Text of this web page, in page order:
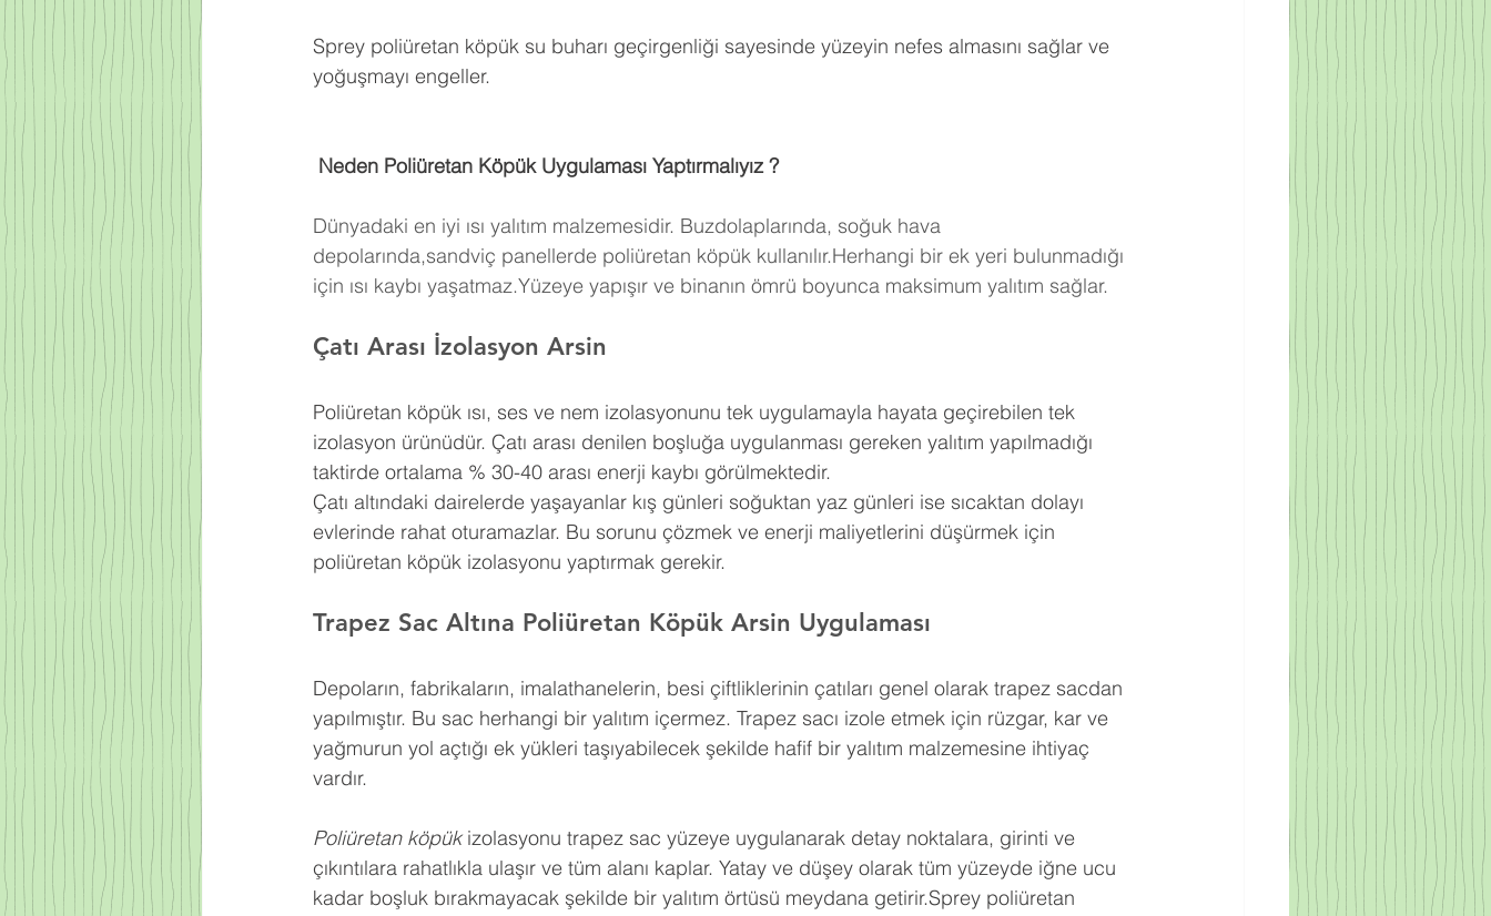
Sprey poliüretan köpük su buharı geçirgenliği sayesinde yüzeyin nefes almasını sağlar ve
yoğuşmayı engeller.
Neden Poliüretan Köpük Uygulaması Yaptırmalıyız ?
Dünyadaki en iyi ısı yalıtım malzemesidir. Buzdolaplarında, soğuk hava
depolarında,sandviç panellerde poliüretan köpük kullanılır.Herhangi bir ek yeri bulunmadığı
için ısı kaybı yaşatmaz.Yüzeye yapışır ve binanın ömrü boyunca maksimum yalıtım sağlar.
Çatı Arası İzolasyon Arsin
Poliüretan köpük ısı, ses ve nem izolasyonunu tek uygulamayla hayata geçirebilen tek
izolasyon ürünüdür. Çatı arası denilen boşluğa uygulanması gereken yalıtım yapılmadığı
taktirde ortalama % 30-40 arası enerji kaybı görülmektedir.
Çatı altındaki dairelerde yaşayanlar kış günleri soğuktan yaz günleri ise sıcaktan dolayı
evlerinde rahat oturamazlar. Bu sorunu çözmek ve enerji maliyetlerini düşürmek için
poliüretan köpük izolasyonu yaptırmak gerekir.
Trapez Sac Altına Poliüretan Köpük Arsin Uygulaması
Depoların, fabrikaların, imalathanelerin, besi çiftliklerinin çatıları genel olarak trapez sacdan
yapılmıştır. Bu sac herhangi bir yalıtım içermez. Trapez sacı izole etmek için rüzgar, kar ve
yağmurun yol açtığı ek yükleri taşıyabilecek şekilde hafif bir yalıtım malzemesine ihtiyaç
vardır.
Poliüretan köpük izolasyonu trapez sac yüzeye uygulanarak detay noktalara, girinti ve
çıkıntılara rahatlıkla ulaşır ve tüm alanı kaplar. Yatay ve düşey olarak tüm yüzeyde iğne ucu
kadar boşluk bırakmayacak şekilde bir yalıtım örtüsü meydana getirir.Sprey poliüretan